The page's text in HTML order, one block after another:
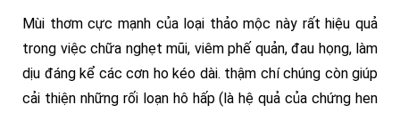
Mùi thơm cực mạnh của loại thảo mộc này rất hiệu quả
trong việc chữa nghẹt mũi, viêm phế quản, đau họng, làm
dịu đáng kể các cơn ho kéo dài. thậm chí chúng còn giúp
cải thiện những rối loạn hô hấp (là hệ quả của chứng hen